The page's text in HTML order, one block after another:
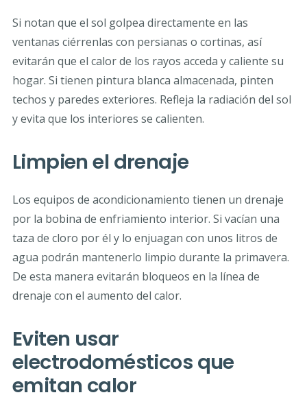
Si notan que el sol golpea directamente en las
ventanas ciérrenlas con persianas o cortinas, así
evitarán que el calor de los rayos acceda y caliente su
hogar. Si tienen pintura blanca almacenada, pinten
techos y paredes exteriores. Refleja la radiación del sol
y evita que los interiores se calienten.
Limpien el drenaje
Los equipos de acondicionamiento tienen un drenaje
por la bobina de enfriamiento interior. Si vacían una
taza de cloro por él y lo enjuagan con unos litros de
agua podrán mantenerlo limpio durante la primavera.
De esta manera evitarán bloqueos en la línea de
drenaje con el aumento del calor.
Eviten usar
electrodomésticos que
emitan calor